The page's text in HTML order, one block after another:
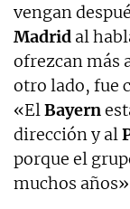
vengan
Madrid al
ofrezcan más
otro lado, fue
«ElBayern
dirección y al
porque el
muchos